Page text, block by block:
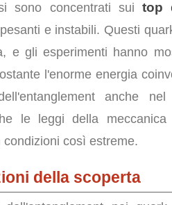
sono concentrati sui top
e instabili. Questi
e gli esperimenti hanno
l'enorme energia
anche
le leggi della
così estreme​.
della scoperta